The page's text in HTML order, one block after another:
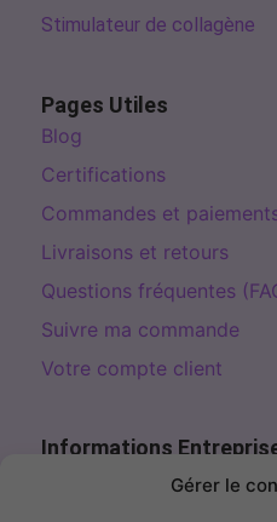
Gérer le
Stimulateur de collagène
Pages Utiles
Blog
Certifications
Commandes et
Livraisons et retours
Questions fréquentes
Suivre ma commande
Votre compte client
Informations
Page de contact